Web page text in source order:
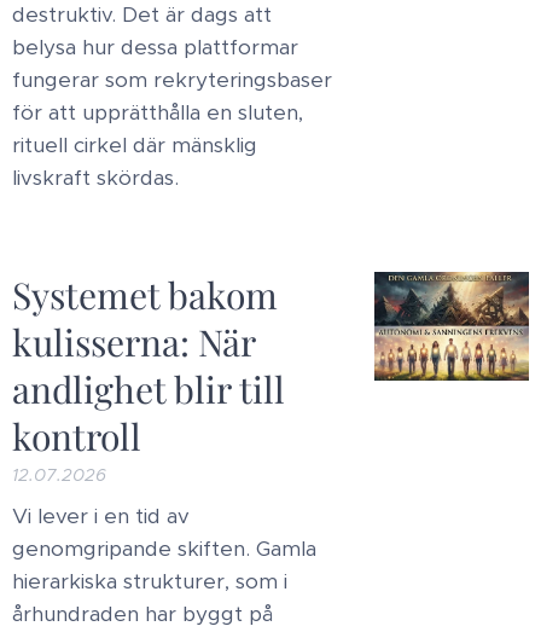
destruktiv. Det är dags att
belysa hur dessa plattformar
fungerar som rekryteringsbaser
för att upprätthålla en sluten,
rituell cirkel där mänsklig
livskraft skördas.
Systemet bakom
kulisserna: När
andlighet blir till
kontroll
12.07.2026
Vi lever i en tid av
genomgripande skiften. Gamla
hierarkiska strukturer, som i
århundraden har byggt på